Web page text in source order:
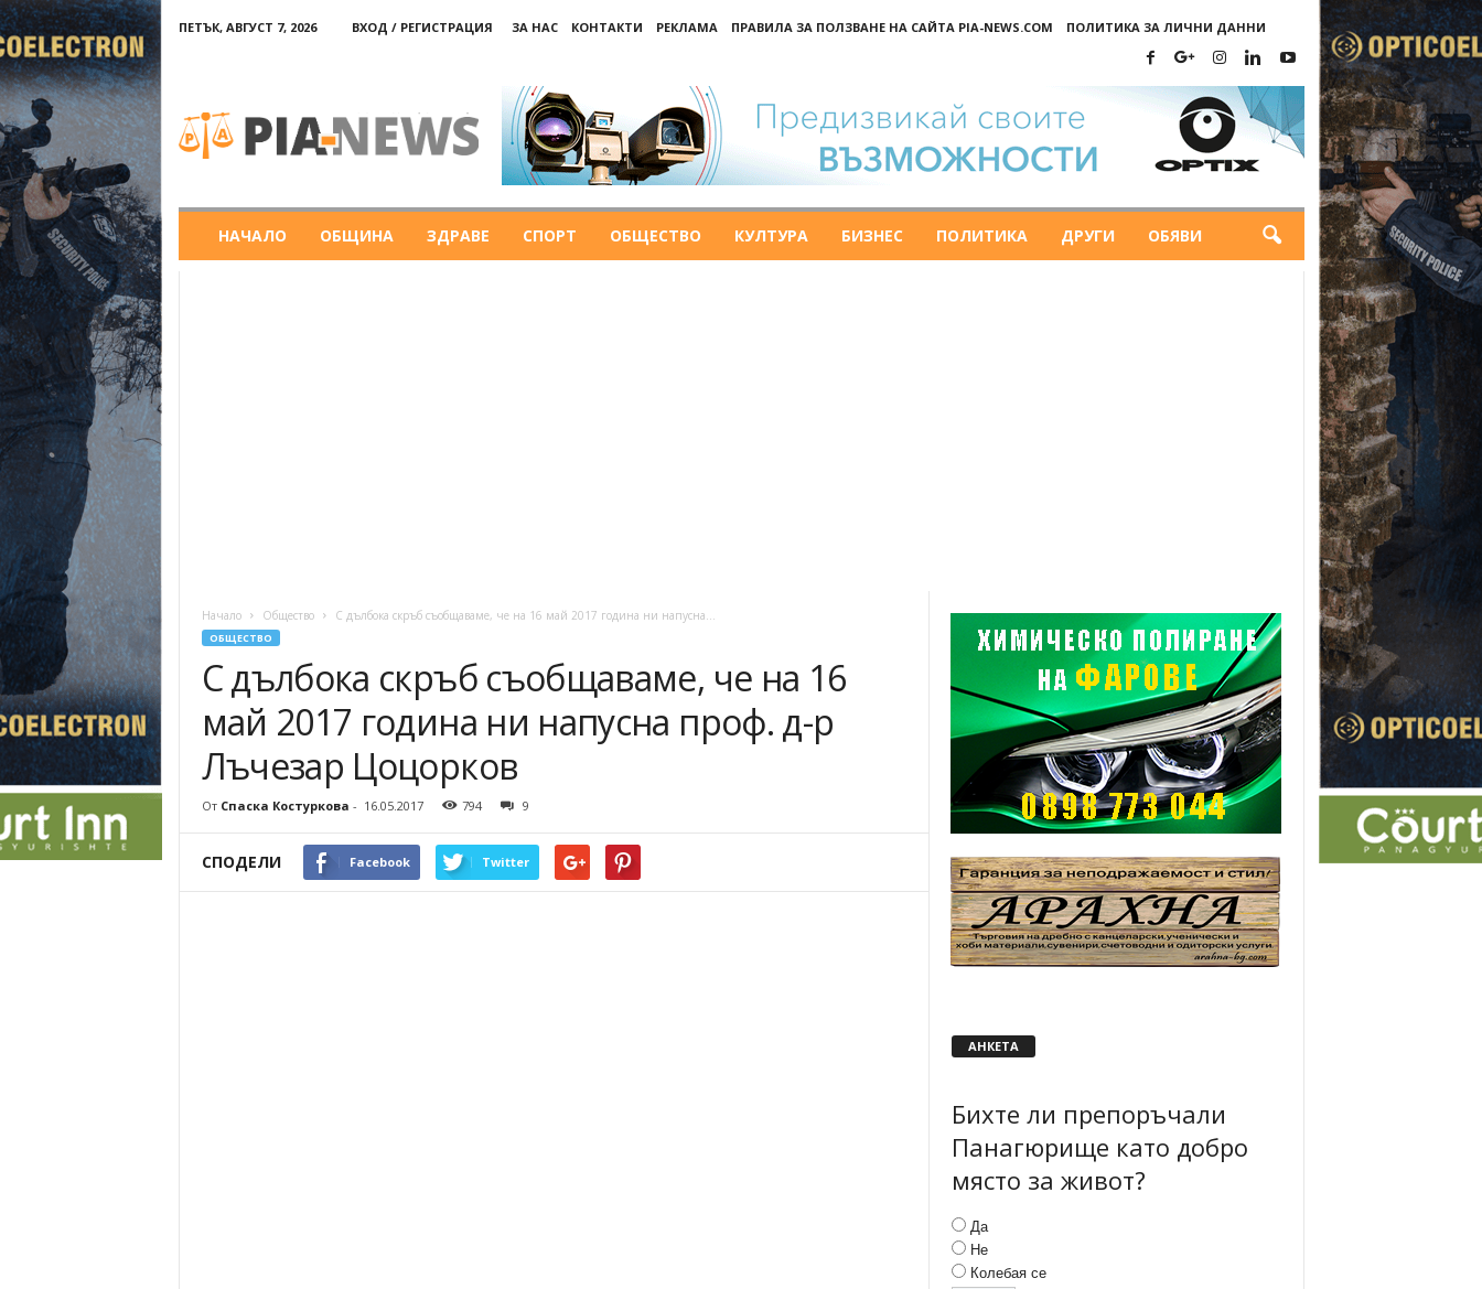
ПЕТЪК, АВГУСТ 7, 2026 ВХОД / РЕГИСТРАЦИЯ ЗА НАС КОНТАКТИ РЕКЛАМА ПРАВИЛА ЗА ПОЛЗВАНЕ НА САЙТА PIA-NEWS.COM ПОЛИТИКА ЗА ЛИЧНИ ДАННИ
НАЧАЛО ОБЩИНА ЗДРАВЕ СПОРТ ОБЩЕСТВО КУЛТУРА БИЗНЕС ПОЛИТИКА ДРУГИ ОБЯВИ
Начало Общество С дълбока скръб съобщаваме, че на 16 май 2017 година ни напусна...
ОБЩЕСТВО
С дълбока скръб съобщаваме, че на 16
май 2017 година ни напусна проф. д-р
Лъчезар Цоцорков
От Спаска Костуркова - 16.05.2017 794 9
СПОДЕЛИ Facebook Twitter
АНКЕТА
Бихте ли препоръчали
Панагюрище като добро
място за живот?
Да
Не
Колебая се